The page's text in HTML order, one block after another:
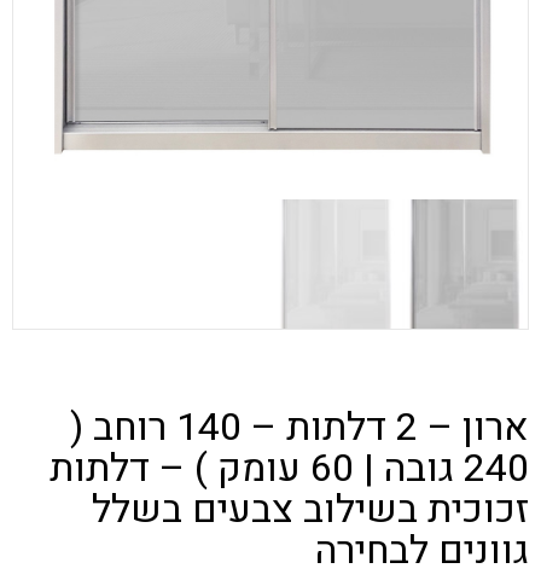
ארון – 2 דלתות – 140 רוחב (
240 גובה | 60 עומק ) – דלתות
זכוכית בשילוב צבעים בשלל
גוונים לבחירה